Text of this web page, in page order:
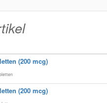
(200 mcg)
(200 mcg)